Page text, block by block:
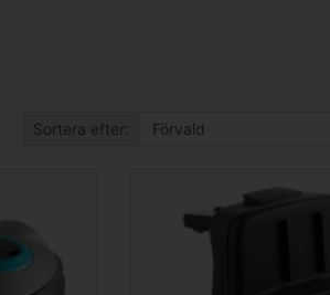
Sortera efter: